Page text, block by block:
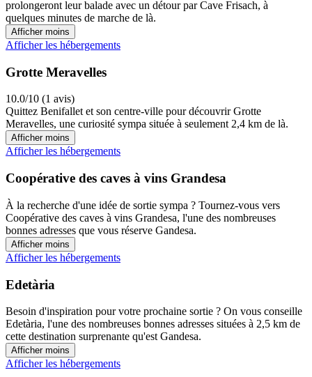
prolongeront leur balade avec un détour par Cave Frisach, à
quelques minutes de marche de là.
Afficher moins
Afficher les hébergements
Grotte Meravelles
10.0/10 (1 avis)
Quittez Benifallet et son centre-ville pour découvrir Grotte
Meravelles, une curiosité sympa située à seulement 2,4 km de là.
Afficher moins
Afficher les hébergements
Coopérative des caves à vins Grandesa
À la recherche d'une idée de sortie sympa ? Tournez-vous vers
Coopérative des caves à vins Grandesa, l'une des nombreuses
bonnes adresses que vous réserve Gandesa.
Afficher moins
Afficher les hébergements
Edetària
Besoin d'inspiration pour votre prochaine sortie ? On vous conseille
Edetària, l'une des nombreuses bonnes adresses situées à 2,5 km de
cette destination surprenante qu'est Gandesa.
Afficher moins
Afficher les hébergements